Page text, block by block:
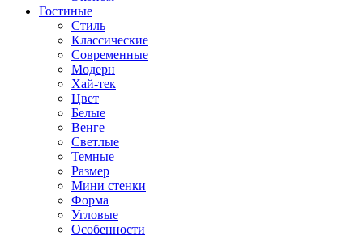
Гостиные
Стиль
Классические
Современные
Модерн
Хай-тек
Цвет
Белые
Венге
Светлые
Темные
Размер
Мини стенки
Форма
Угловые
Особенности